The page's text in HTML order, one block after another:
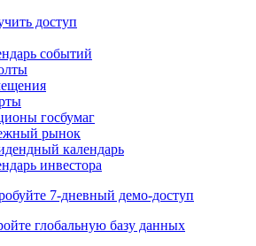
доступ
событий
госбумаг
рынок
календарь
инвестора
7-дневный демо-доступ
глобальную базу данных